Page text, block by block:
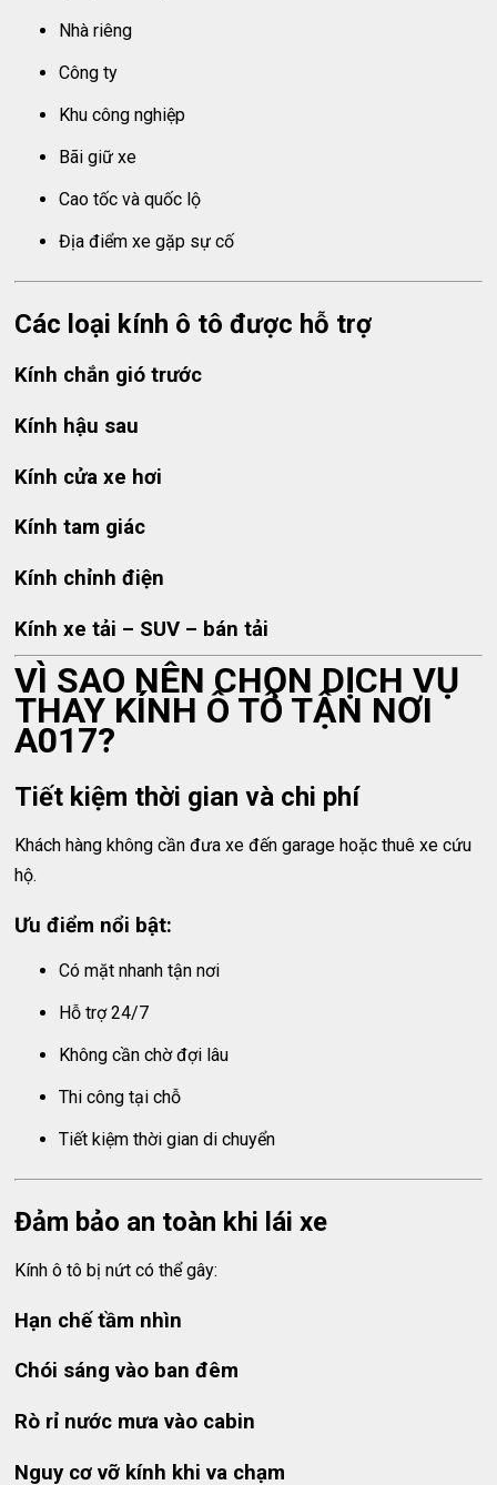
Nhà riêng
Công ty
Khu công nghiệp
Bãi giữ xe
Cao tốc và quốc lộ
Địa điểm xe gặp sự cố
Các loại kính ô tô được hỗ trợ
Kính chắn gió trước
Kính hậu sau
Kính cửa xe hơi
Kính tam giác
Kính chỉnh điện
Kính xe tải – SUV – bán tải
VÌ SAO NÊN CHỌN DỊCH VỤ
THAY KÍNH Ô TÔ TẬN NƠI
A017?
Tiết kiệm thời gian và chi phí
Khách hàng không cần đưa xe đến garage hoặc thuê xe cứu
hộ.
Ưu điểm nổi bật:
Có mặt nhanh tận nơi
Hỗ trợ 24/7
Không cần chờ đợi lâu
Thi công tại chỗ
Tiết kiệm thời gian di chuyển
Đảm bảo an toàn khi lái xe
Kính ô tô bị nứt có thể gây:
Hạn chế tầm nhìn
Chói sáng vào ban đêm
Rò rỉ nước mưa vào cabin
Nguy cơ vỡ kính khi va chạm